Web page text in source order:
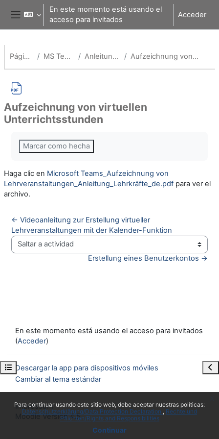
Salta al contenido principal
Para continuar usando este sitio web, debe aceptar nuestras políticas:
Datenschutzerklärung/Data Protection Declaration
Rechte und
Pflichten/Rights and Responsibilities
Continuar
Panel lateral
En este momento está usando el
acceso para invitados
Acceder
Abrir índice del curso
Página Principal MS Teams für Schulen Anleitungen für Lehrende Aufzeichnung von virtuellen Unterrichtsstunden
Aufzeichnung von virtuellen
Unterrichtsstunden
Marcar como hecha
Haga clic en Microsoft Teams_Aufzeichnung von
Lehrveranstaltungen_Anleitung_Lehrkräfte_de.pdf para ver el
archivo.
← Videoanleitung zur Erstellung virtueller
Lehrveranstaltungen mit der Kalender-Funktion
Saltar a actividad
Erstellung eines Benutzerkontos →
En este momento está usando el acceso para invitados
(Acceder)
Descargar la app para dispositivos móviles
Cambiar al tema estándar
Impressum
Moodle Version 4.5